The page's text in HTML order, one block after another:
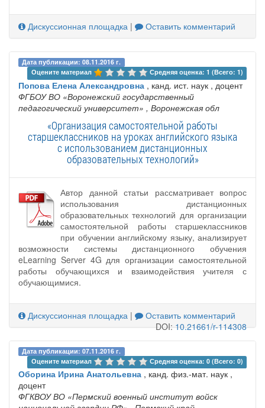
Дискуссионная площадка | Оставить комментарий
Дата публикации: 08.11.2016 г.
Оцените материал
Средняя оценка: 1 (Всего: 1)
Попова Елена Александровна , канд. ист. наук , доцент
ФГБОУ ВО «Воронежский государственный
педагогический университет» , Воронежская обл
«Организация самостоятельной работы
старшеклассников на уроках английского языка
с использованием дистанционных
образовательных технологий»
Автор данной статьи рассматривает вопрос
использования дистанционных
образовательных технологий для организации
самостоятельной работы старшеклассников
при обучении английскому языку, анализирует
возможности системы дистанционного обучения
eLearning Server 4G для организации самостоятельной
работы обучающихся и взаимодействия учителя с
обучающимися.
Дискуссионная площадка |
Оставить комментарий
DOI:10.21661/r-114308
Дата публикации: 07.11.2016 г.
Оцените материал
Средняя оценка: 0 (Всего: 0)
Оборина Ирина Анатольевна , канд. физ.-мат. наук ,
доцент
ФГКВОУ ВО «Пермский военный институт войск